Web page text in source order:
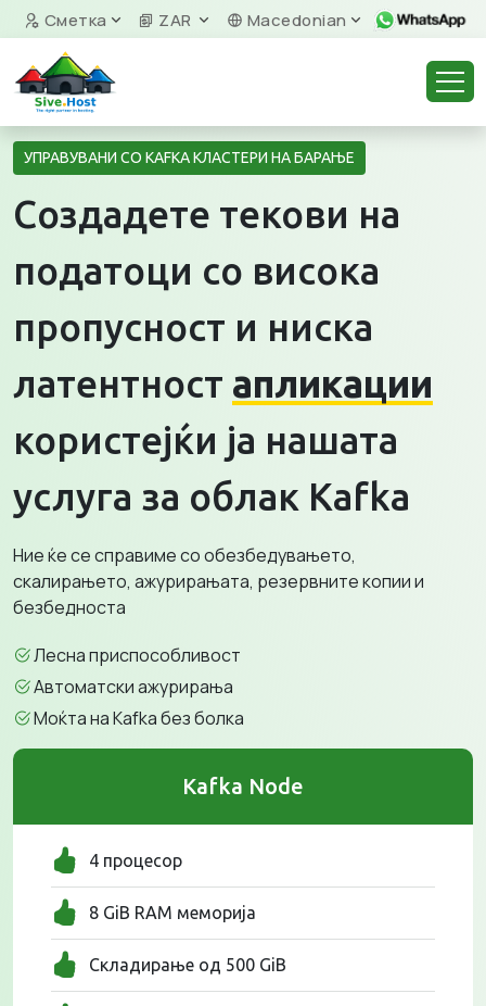
Сметка ZAR Macedonian
УПРАВУВАНИ СО KAFKA КЛАСТЕРИ НА БАРАЊЕ
Создадете текови на
податоци со висока
пропусност и ниска
латентност апликации
користејќи ја нашата
услуга за облак Kafka
Ние ќе се справиме со обезбедувањето,
скалирањето, ажурирањата, резервните копии и
безбедноста
Лесна приспособливост
Автоматски ажурирања
Моќта на Kafka без болка
Kafka Node
4 процесор
8 GiB RAM меморија
Складирање од 500 GiB